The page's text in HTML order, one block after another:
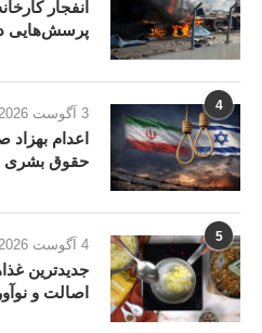
پرسش‌هایی
4 3 آگوست 2026
حقوق بشری
5 4 آگوست 2026
اصالت و